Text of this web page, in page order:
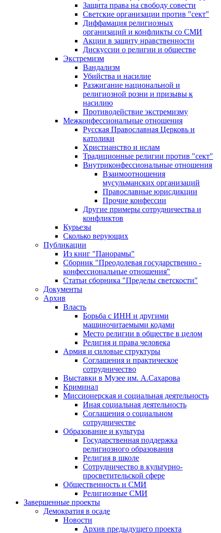
Защита права на свободу совести
Светские организации против "сект"
Диффамация религиозных
организаций и конфликты со СМИ
Акции в защиту нравственности
Дискуссии о религии и обществе
Экстремизм
Вандализм
Убийства и насилие
Разжигание национальной и
религиозной розни и призывы к
насилию
Противодействие экстремизму
Межконфессиональные отношения
Русская Православная Церковь и
католики
Христианство и ислам
Традиционные религии против "сект"
Внутриконфессиональные отношения
Взаимоотношения
мусульманских организаций
Православные юрисдикции
Прочие конфессии
Другие примеры сотрудничества и
конфликтов
Курьезы
Сколько верующих
Публикации
Из книг "Панорамы"
Сборник "Преодолевая государственно -
конфессиональные отношения"
Статьи сборника "Пределы светскости"
Документы
Архив
Власть
Борьба с ИНН и другими
машиночитаемыми кодами
Место религии в обществе в целом
Религия и права человека
Армия и силовые структуры
Соглашения и практическое
сотрудничество
Выставки в Музее им. А.Сахарова
Криминал
Миссионерская и социальная деятельность
Иная социальная деятельность
Соглашения о социальном
сотрудничестве
Образование и культура
Государственная поддержка
религиозного образования
Религия в школе
Сотрудничество в культурно-
просветительской сфере
Общественность и СМИ
Религиозные СМИ
Завершенные проекты
Демократия в осаде
Новости
Архив предыдущего проекта